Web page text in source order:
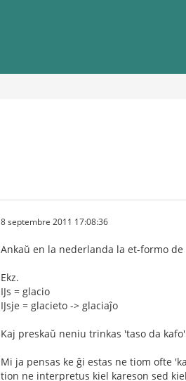
8 septembre 2011 17:08:36
Ankaŭ en la nederlanda la et-formo
Ekz.
IJs = glacio
IJsje = glacieto -> glaciaĵo
Kaj preskaŭ neniu trinkas 'taso da
Mi ja pensas ke ĝi estas ne tiom ofte
tion ne interpretus kiel kareson sed